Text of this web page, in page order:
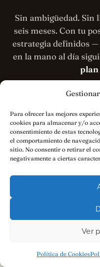
Para ofrecer las mejores
cookies para almacenar y/o
consentimiento de estas
el comportamiento de
sitio. No consentir o retirar el
negativamente a ciertas
Ver
Política de Cookies
Sin ambigüedad. Sin
seis meses. Con tu
estrategia definidos
en la mano al día
plan
$1500 USD ·
+ DOCUMENTO